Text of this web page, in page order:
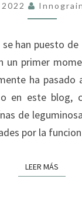
Innograin
han puesto
un primer
ha
en este blog,
de
por la
LEER MÁS